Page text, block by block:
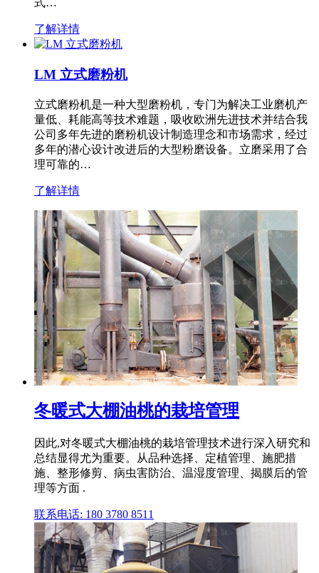
式…
了解详情
LM 立式磨粉机
立式磨粉机是一种大型磨粉机，专门为解决工业磨机产
量低、耗能高等技术难题，吸收欧洲先进技术并结合我
公司多年先进的磨粉机设计制造理念和市场需求，经过
多年的潜心设计改进后的大型粉磨设备。立磨采用了合
理可靠的…
了解详情
冬暖式大棚油桃的栽培管理
因此,对冬暖式大棚油桃的栽培管理技术进行深入研究和
总结显得尤为重要。从品种选择、定植管理、施肥措
施、整形修剪、病虫害防治、温湿度管理、揭膜后的管
理等方面 .
联系电话: 180 3780 8511